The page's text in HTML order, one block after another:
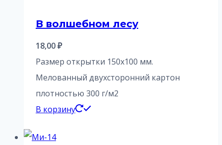
В волшебном лесу
18,00₽
Размер открытки 150х100 мм.
Мелованный двухсторонний картон
плотностью 300 г/м2
В корзину